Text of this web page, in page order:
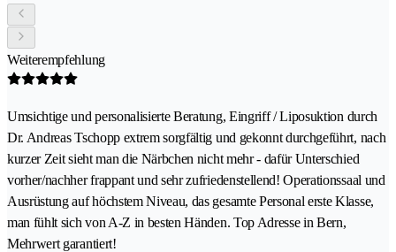
Weiterempfehlung
Umsichtige und personalisierte Beratung, Eingriff / Liposuktion durch
Dr. Andreas Tschopp extrem sorgfältig und gekonnt durchgeführt, nach
kurzer Zeit sieht man die Närbchen nicht mehr - dafür Unterschied
vorher/nachher frappant und sehr zufriedenstellend! Operationssaal und
Ausrüstung auf höchstem Niveau, das gesamte Personal erste Klasse,
man fühlt sich von A-Z in besten Händen. Top Adresse in Bern,
Mehrwert garantiert!